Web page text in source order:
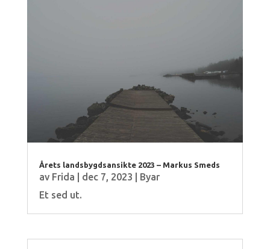
Årets landsbygdsansikte 2023 – Markus Smeds
av Frida dec 7, 2023
Byar
Et sed ut.